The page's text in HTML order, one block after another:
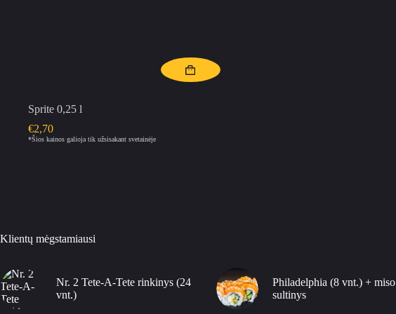
Sprite 0,25 l
€2,70
*Šios kainos galioja tik užsisakant svetainėje
Klientų mėgstamiausi
Nr. 2 Tete-A-Tete rinkinys (24
vnt.)
Philadelphia (8 vnt.) + miso
sultinys